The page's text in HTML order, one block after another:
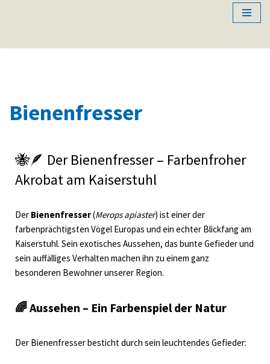
Inhalt
Bienenfresser
🐝🪶 Der Bienenfresser – Farbenfroher
Akrobat am Kaiserstuhl
Der Bienenfresser(Merops apiaster) ist einer der
farbenprächtigsten Vögel Europas und ein echter Blickfang am
Kaiserstuhl. Sein exotisches Aussehen, das bunte Gefieder und
sein auffälliges Verhalten machen ihn zu einem ganz
besonderen Bewohner unserer Region.
🌈Aussehen – Ein Farbenspiel der Natur
Der Bienenfresser besticht durch sein leuchtendes Gefieder: